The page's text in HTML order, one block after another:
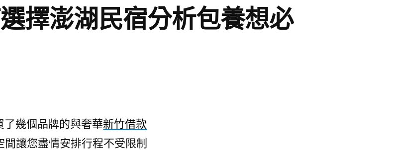
擇澎湖民宿分析包養想必
了幾個品牌的與奢華新竹借款
間讓您盡情安排行程不受限制